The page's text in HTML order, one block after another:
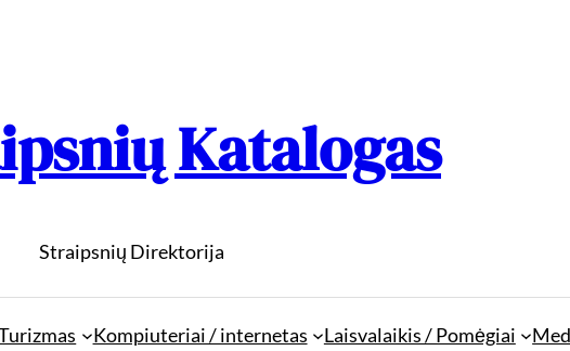
Katalogas
Straipsnių Direktorija
Kompiuteriai / internetas Laisvalaikis / Pomėgiai